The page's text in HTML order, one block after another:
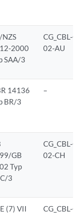
NZS
2000
SAA/3
CG_CBL-
02-AU
14136
BR/3
–
GB
Typ
3
CG_CBL-
02-CH
(7) VII
CG_CBL-